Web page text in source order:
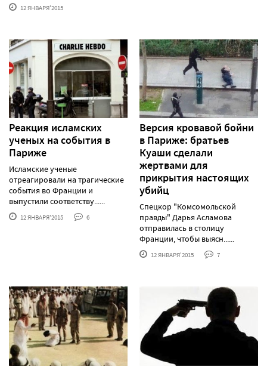
12 ЯНВАРЯ'2015
Реакция исламских
ученых на события в
Париже
Исламские ученые
отреагировали на трагические
события во Франции и
выпустили соответству......
12 ЯНВАРЯ'2015 6
Версия кровавой бойни
в Париже: братьев
Куаши сделали
жертвами для
прикрытия настоящих
убийц
Спецкор "Комсомольской
правды" Дарья Асламова
отправилась в столицу
Франции, чтобы выясн......
12 ЯНВАРЯ'2015 7